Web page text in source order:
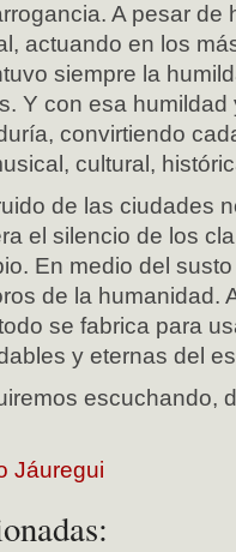
A pesar de
actuando en los
siempre la
Y con esa humildad
convirtiendo
cultural,
de las ciudades
el silencio de los
En medio del susto
de la humanidad.
se fabrica para
y eternas del
escuchando,
Jáuregui